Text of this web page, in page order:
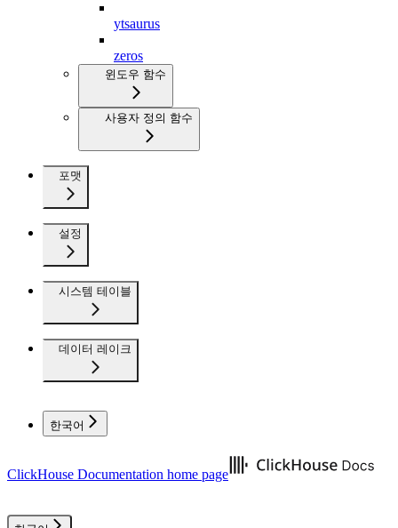
ytsaurus
zeros
윈도우 함수
사용자 정의 함수
포맷
설정
시스템 테이블
데이터 레이크
한국어
ClickHouse Documentation home page